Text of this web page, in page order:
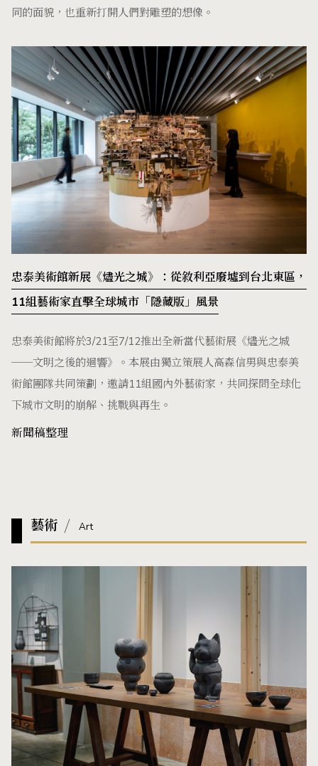
同的面貌，也重新打開人們對雕塑的想像。
忠泰美術館新展《燼光之城》：從敘利亞廢墟到台北東區，
11組藝術家直擊全球城市「隱藏版」風景
忠泰美術館將於3/21至7/12推出全新當代藝術展《燼光之城
──文明之後的迴響》。本展由獨立策展人高森信男與忠泰美
術館團隊共同策劃，邀請11組國內外藝術家，共同探問全球化
下城市文明的崩解、挑戰與再生。
新聞稿整理
藝術 Art